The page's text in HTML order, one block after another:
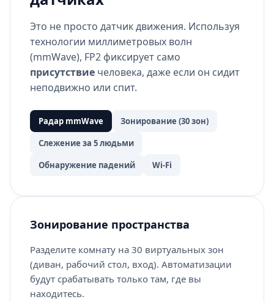
Это не просто датчик движения. Используя
технологии миллиметровых волн
(mmWave), FP2 фиксирует само
присутствие человека, даже если он сидит
неподвижно или спит.
Радар mmWave
Зонирование (30 зон)
Слежение за 5 людьми
Обнаружение падений
Wi-Fi
Зонирование пространства
Разделите комнату на 30 виртуальных зон
(диван, рабочий стол, вход). Автоматизации
будут срабатывать только там, где вы
находитесь.